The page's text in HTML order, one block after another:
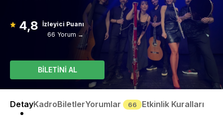
4,8 İzleyici Puanı
66 Yorum →
BİLETİNİ AL
DetayKadroBiletlerYorumlar 66 Etkinlik Kuralları